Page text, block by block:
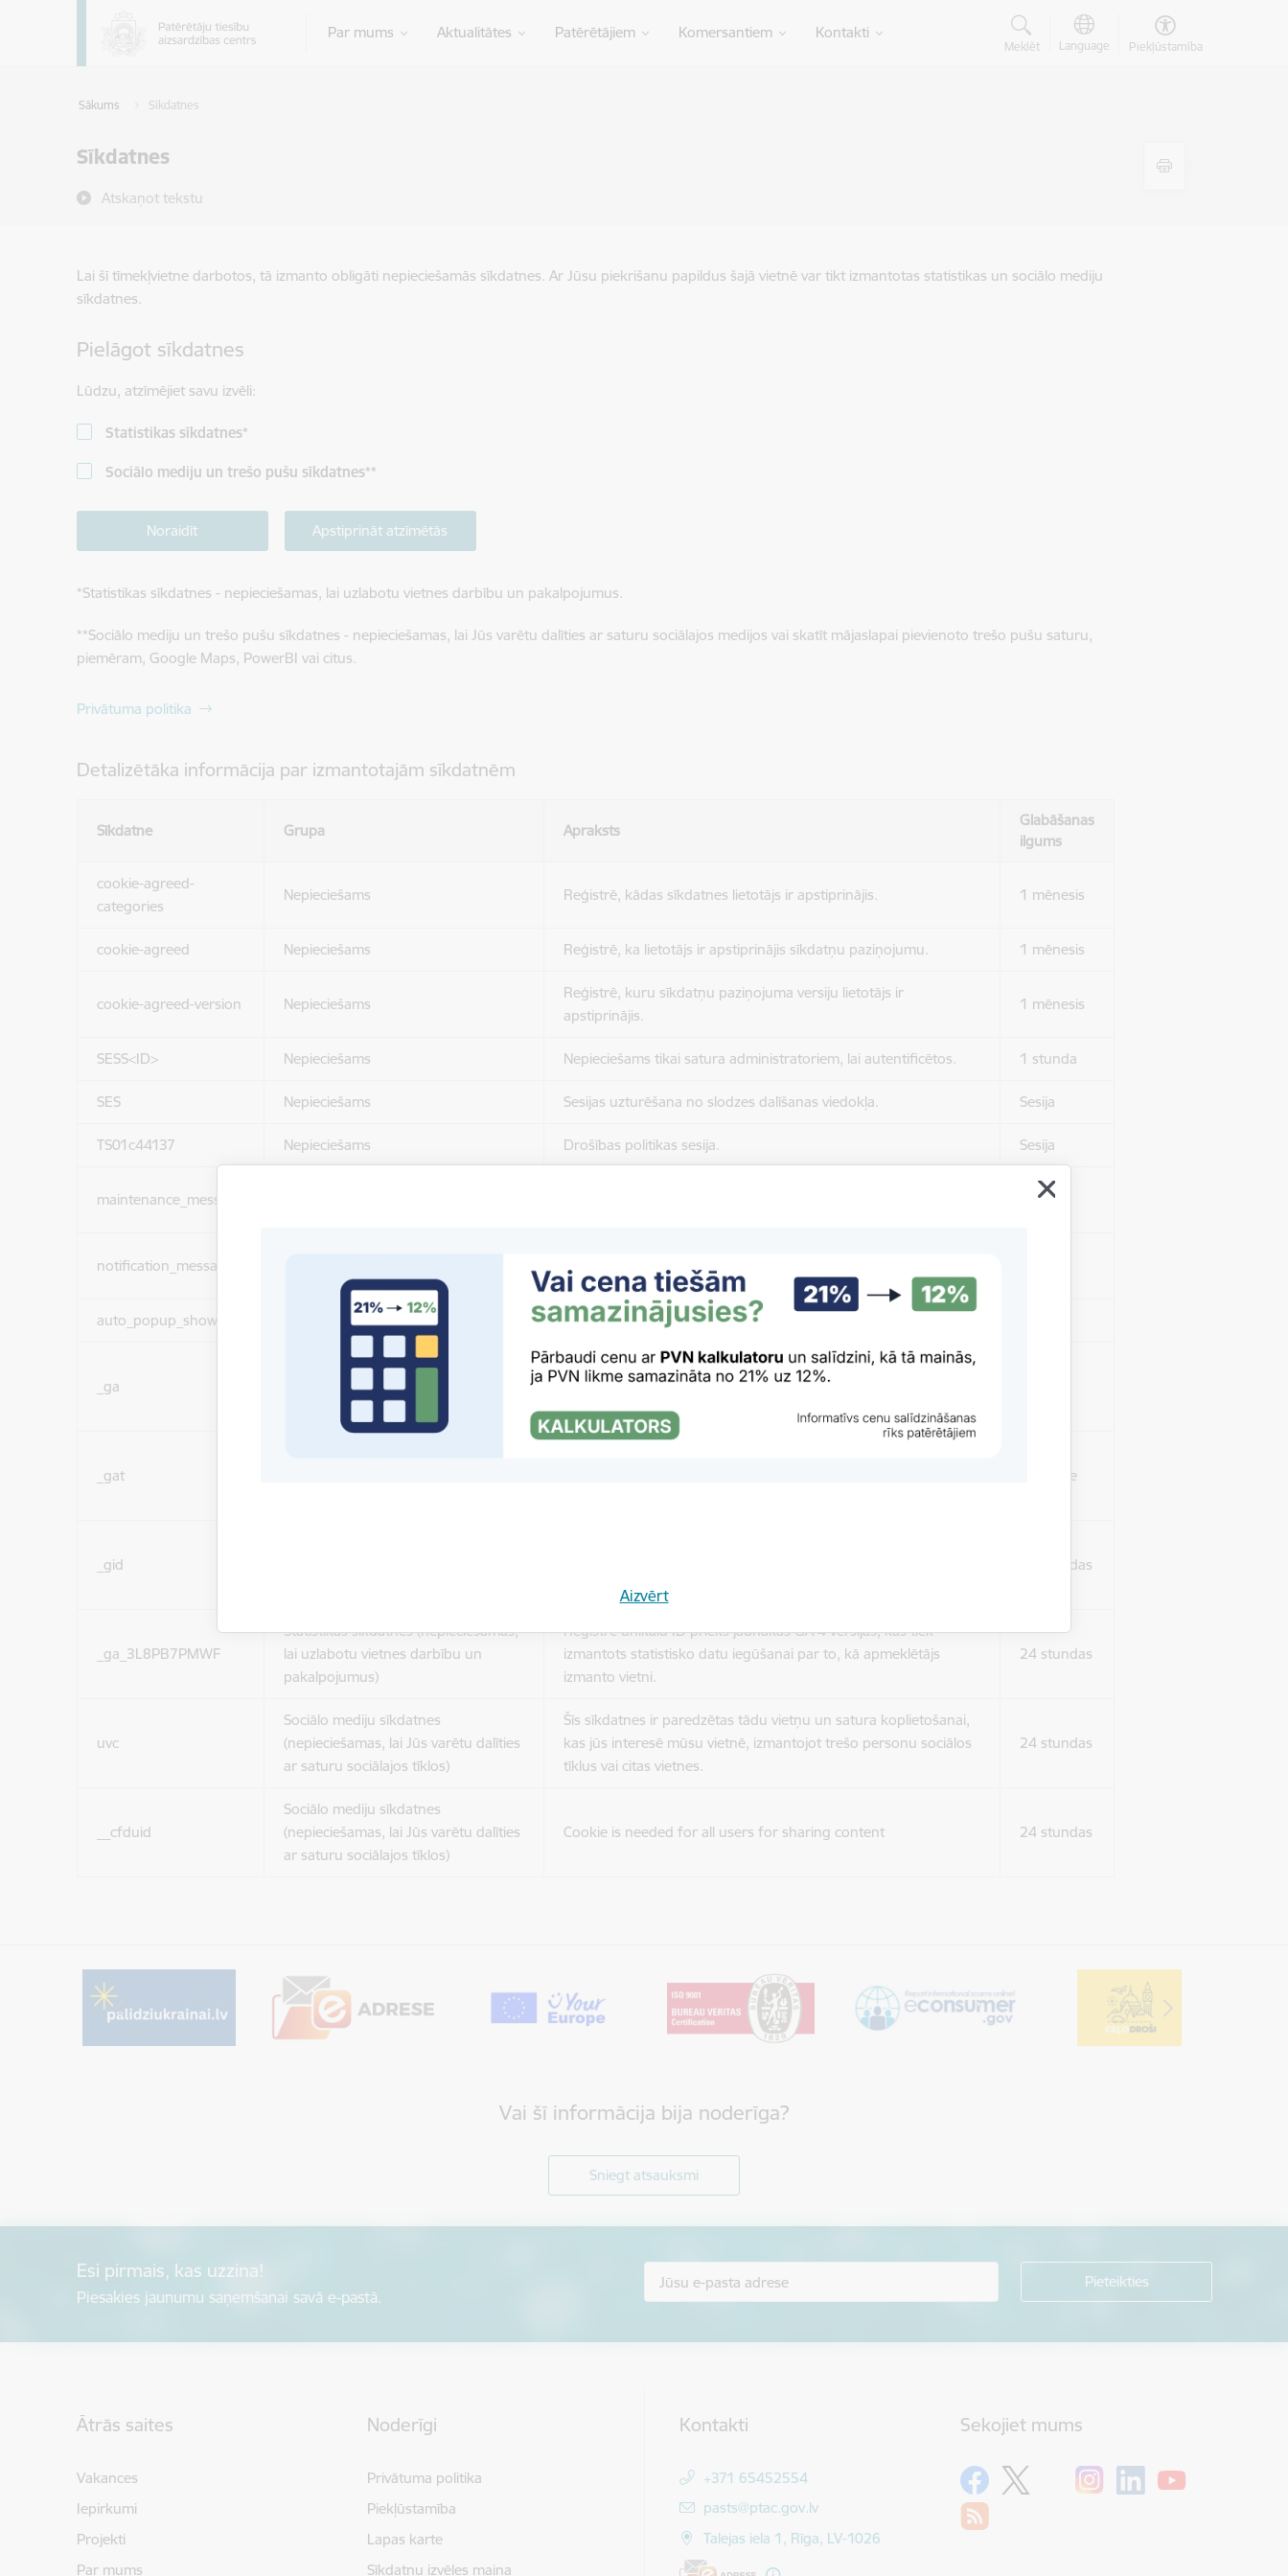
Par mums Aktualitātes Patērētājiem Komersantiem Kontakti
Meklēt Language Piekļūstamība
Sākums Sīkdatnes
Sīkdatnes
Atskaņot tekstu
Aizvērt
Lai šī tīmekļvietne darbotos, tā izmanto obligāti nepieciešamās sīkdatnes. Ar Jūsu piekrišanu papildus šajā vietnē var tikt izmantotas statistikas un sociālo mediju
sīkdatnes.
Pielāgot sīkdatnes
Lūdzu, atzīmējiet savu izvēli:
Statistikas sīkdatnes*
Sociālo mediju un trešo pušu sīkdatnes**
Noraidīt Apstiprināt atzīmētās
*Statistikas sīkdatnes - nepieciešamas, lai uzlabotu vietnes darbību un pakalpojumus.
**Sociālo mediju un trešo pušu sīkdatnes - nepieciešamas, lai Jūs varētu dalīties ar saturu sociālajos medijos vai skatīt mājaslapai pievienoto trešo pušu saturu,
piemēram, Google Maps, PowerBI vai citus.
Privātuma politika
Detalizētāka informācija par izmantotajām sīkdatnēm
Sīkdatne Grupa Apraksts
Glabāšanas
ilgums
cookie-agreed-
categories
Nepieciešams Reģistrē, kādas sīkdatnes lietotājs ir apstiprinājis. 1 mēnesis
cookie-agreed Nepieciešams Reģistrē, ka lietotājs ir apstiprinājis sīkdatņu paziņojumu. 1 mēnesis
cookie-agreed-version Nepieciešams
Reģistrē, kuru sīkdatņu paziņojuma versiju lietotājs ir
apstiprinājis.
1 mēnesis
SESS<ID> Nepieciešams Nepieciešams tikai satura administratoriem, lai autentificētos. 1 stunda
SES Nepieciešams Sesijas uzturēšana no slodzes dalīšanas viedokļa. Sesija
TS01c44137 Nepieciešams Drošības politikas sesija. Sesija
maintenance_message Sesija
notification_messages
ziņojumus pēc tam, kad viņi ir izlasījuši un aizvēruši tos.
auto_popup_showed Nepieciešams Reģistrē, ka tiek parādīts modālais logs.
_ga
Statistikas sīkdatnes (nepieciešamas,
lai uzlabotu vietnes darbību un
Reģistrē unikālu ID, kas tiek izmantots statistisko datu iegūšanai
_gat 1 minūte
_gid 24 stundas
_ga_3L8PB7PMWF
Statistikas sīkdatnes (nepieciešamas,
lai uzlabotu vietnes darbību un
pakalpojumus)
Reģistrē unikālu ID priekš jaunākās GA 4 versijas, kas tiek
izmantots statistisko datu iegūšanai par to, kā apmeklētājs
izmanto vietni.
24 stundas
uvc
Sociālo mediju sīkdatnes
(nepieciešamas, lai Jūs varētu dalīties
ar saturu sociālajos tīklos)
Šīs sīkdatnes ir paredzētas tādu vietņu un satura koplietošanai,
kas jūs interesē mūsu vietnē, izmantojot trešo personu sociālos
tīklus vai citas vietnes.
24 stundas
__cfduid
Sociālo mediju sīkdatnes
(nepieciešamas, lai Jūs varētu dalīties
ar saturu sociālajos tīklos)
Cookie is needed for all users for sharing content 24 stundas
Vai šī informācija bija noderīga?
Sniegt atsauksmi
Esi pirmais, kas uzzina!
Piesakies jaunumu saņemšanai savā e-pastā.
Ātrās saites
Vakances
Iepirkumi
Projekti
Par mums
Noderīgi
Privātuma politika
Piekļūstamība
Lapas karte
Sīkdatņu izvēles maiņa
Kontakti
+371 65452554
E-pasts:
pasts@ptac.gov.lv
Talejas iela 1, Rīga, LV-1026
Sekojiet mums